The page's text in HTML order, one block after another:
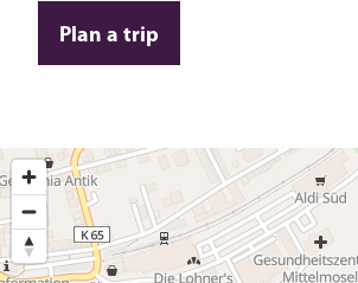
Plan a trip